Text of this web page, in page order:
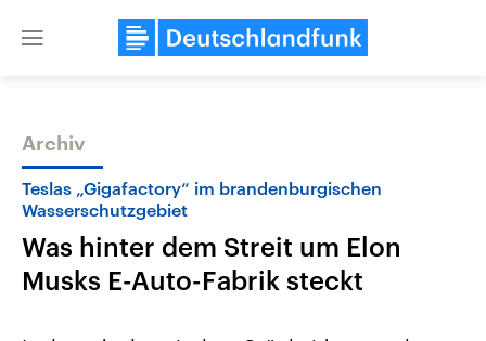
Close
Themen
Archiv
Teslas „Gigafactory“ im brandenburgischen
Wasserschutzgebiet
Was hinter dem Streit um Elon
Musks E-Auto-Fabrik steckt